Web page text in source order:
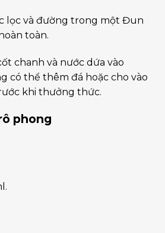
lọc và đường trong một Đun
toàn.
chanh và nước dứa vào
có thể thêm đá hoặc cho vào
khi thưởng thức.
phong